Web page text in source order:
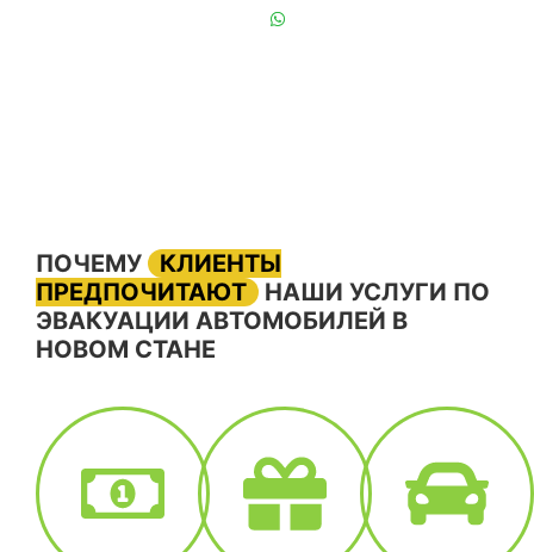
ПОЧЕМУ
КЛИЕНТЫ
ПРЕДПОЧИТАЮТ
НАШИ УСЛУГИ ПО
ЭВАКУАЦИИ АВТОМОБИЛЕЙ В
НОВОМ СТАНЕ